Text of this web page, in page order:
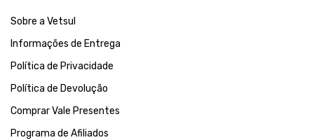
Sobre a Vetsul
Informações de Entrega
Política de Privacidade
Política de Devolução
Comprar Vale Presentes
Programa de Afiliados